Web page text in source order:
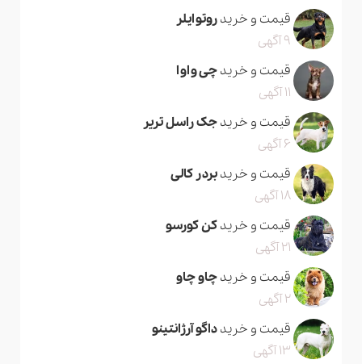
قیمت و خریدروتوایلر
9 آگهی
قیمت و خریدچی واوا
11 آگهی
قیمت و خریدجک راسل تریر
6 آگهی
قیمت و خریدبردر کالی
18 آگهی
قیمت و خریدکن کورسو
21 آگهی
قیمت و خریدچاو چاو
2 آگهی
قیمت و خریدداگو آرژانتینو
13 آگهی